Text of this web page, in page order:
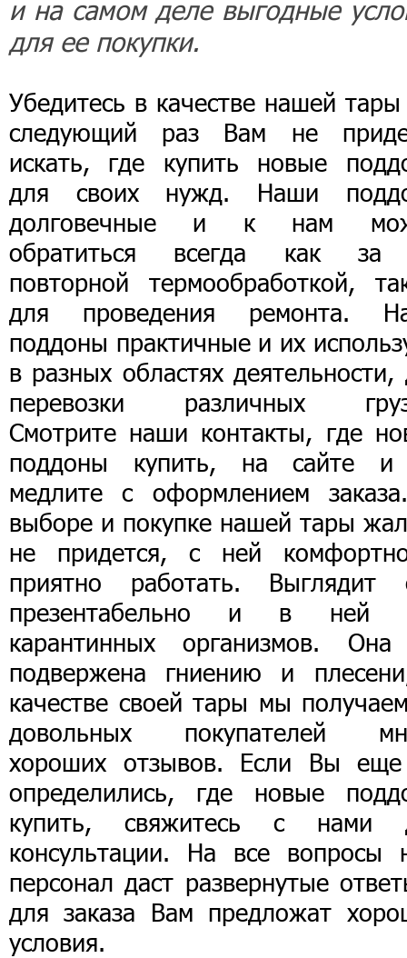
и на самом деле выгодные
для ее покупки.
Убедитесь в качестве нашей
следующий раз Вам не
искать, где купить новые
для своих нужд. Наши
долговечные и к нам
обратиться всегда как
повторной термообработкой,
для проведения ремонта.
поддоны практичные и их
в разных областях деятельности,
перевозки различных
Смотрите наши контакты, где
поддоны купить, на сайте
медлите с оформлением
выборе и покупке нашей тары
не придется, с ней
приятно работать. Выглядит
презентабельно и в ней
карантинных организмов.
подвержена гниению и
качестве своей тары мы
довольных покупателей
хороших отзывов. Если Вы
определились, где новые
купить, свяжитесь с нами
консультации. На все вопросы
персонал даст развернутые
для заказа Вам предложат
условия.